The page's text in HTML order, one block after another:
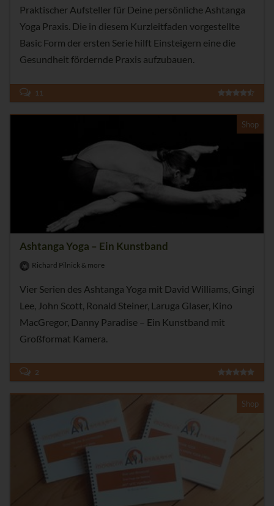
Praktischer Aufsteller für Deine persönliche Ashtanga
Yoga Praxis. Die in diesem Kurzleitfaden vorgestellte
Basic Form der ersten Serie hilft Einsteigern eine die
Gesundheit fördernde Praxis aufzubauen.
11
Shop
Ashtanga Yoga – Ein Kunstband
Richard Pilnick & more
Vier Serien des Ashtanga Yoga mit David Williams, Gingi
Lee, John Scott, Ronald Steiner, Laruga Glaser, Kino
MacGregor, Danny Paradise – Ein Kunstband mit
Großformat Kamera.
2
Shop